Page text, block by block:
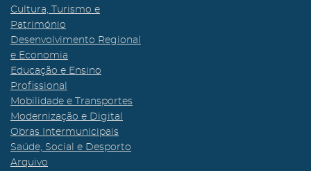
Cultura, Turismo e
Património
Desenvolvimento Regional
e Economia
Educação e Ensino
Profissional
Mobilidade e Transportes
Modernização e Digital
Obras Intermunicipais
Saúde, Social e Desporto
Arquivo